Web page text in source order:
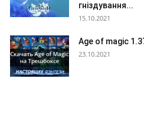
гніздування...
15.10.2021
Age of magic
23.10.2021